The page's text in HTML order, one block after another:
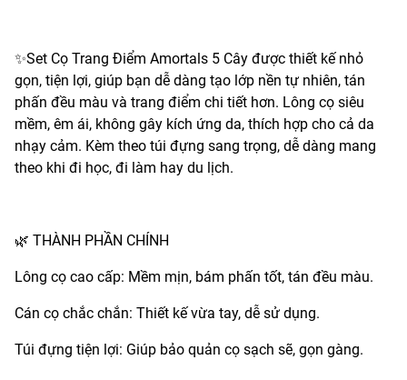
✨Set Cọ Trang Điểm Amortals 5 Cây được thiết kế nhỏ
gọn, tiện lợi, giúp bạn dễ dàng tạo lớp nền tự nhiên, tán
phấn đều màu và trang điểm chi tiết hơn. Lông cọ siêu
mềm, êm ái, không gây kích ứng da, thích hợp cho cả da
nhạy cảm. Kèm theo túi đựng sang trọng, dễ dàng mang
theo khi đi học, đi làm hay du lịch.
🌿 THÀNH PHẦN CHÍNH
Lông cọ cao cấp: Mềm mịn, bám phấn tốt, tán đều màu.
Cán cọ chắc chắn: Thiết kế vừa tay, dễ sử dụng.
Túi đựng tiện lợi: Giúp bảo quản cọ sạch sẽ, gọn gàng.